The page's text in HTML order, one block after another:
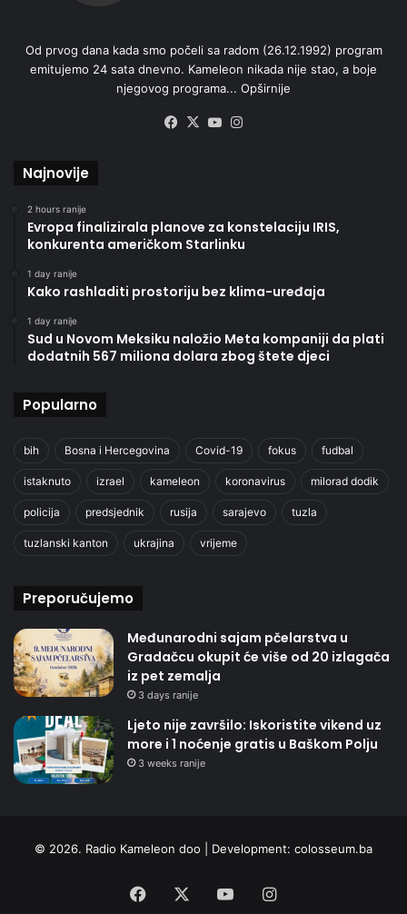
Od prvog dana kada smo počeli sa radom (26.12.1992) program
emitujemo 24 sata dnevno. Kameleon nikada nije stao, a boje
njegovog programa... Opširnije
Facebook
X YouTube
Najnovije
2 hours ranije
Evropa finalizirala planove za konstelaciju IRIS,
konkurenta američkom Starlinku
1 day ranije
Kako rashladiti prostoriju bez klima-uređaja
1 day ranije
Sud u Novom Meksiku naložio Meta kompaniji da plati
dodatnih 567 miliona dolara zbog štete djeci
Popularno
bih Bosna i Hercegovina Covid-19 fokus fudbal
istaknuto izrael kameleon koronavirus milorad dodik
policija predsjednik rusija sarajevo tuzla
tuzlanski kanton ukrajina vrijeme
Preporučujemo
Međunarodni sajam pčelarstva u
Gradačcu okupit će više od 20 izlagača
iz pet zemalja
3 days ranije
Ljeto nije završilo: Iskoristite vikend uz
more i 1 noćenje gratis u Baškom Polju
3 weeks ranije
© 2026. Radio Kameleon doo | Development: colosseum.ba
Facebook YouTubeInstagram